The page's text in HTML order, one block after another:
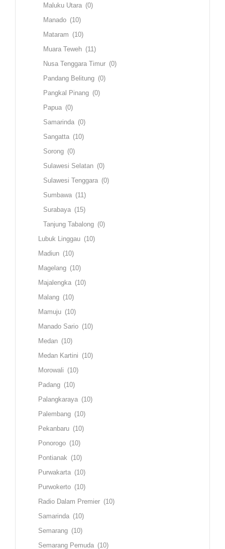
Maluku Utara (0)
Manado (10)
Mataram (10)
Muara Teweh (11)
Nusa Tenggara Timur (0)
Pandang Belitung (0)
Pangkal Pinang (0)
Papua (0)
Samarinda (0)
Sangatta (10)
Sorong (0)
Sulawesi Selatan (0)
Sulawesi Tenggara (0)
Sumbawa (11)
Surabaya (15)
Tanjung Tabalong (0)
Lubuk Linggau (10)
Madiun (10)
Magelang (10)
Majalengka (10)
Malang (10)
Mamuju (10)
Manado Sario (10)
Medan (10)
Medan Kartini (10)
Morowali (10)
Padang (10)
Palangkaraya (10)
Palembang (10)
Pekanbaru (10)
Ponorogo (10)
Pontianak (10)
Purwakarta (10)
Purwokerto (10)
Radio Dalam Premier (10)
Samarinda (10)
Semarang (10)
Semarang Pemuda (10)